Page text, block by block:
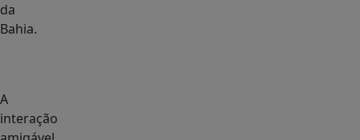
da
Bahia.
A
interação